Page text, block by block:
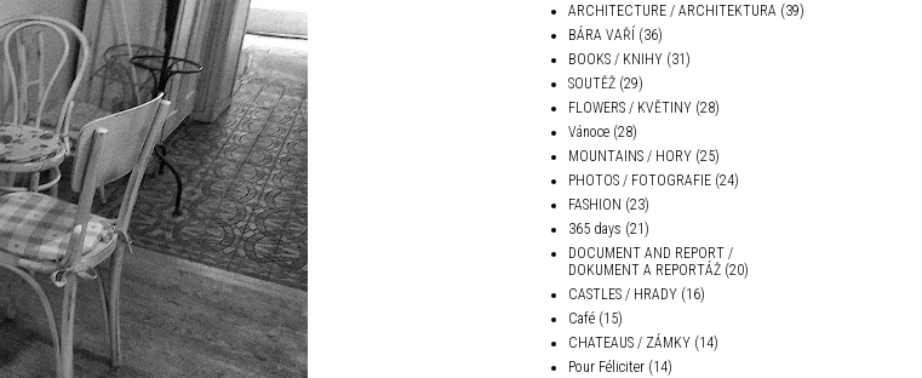
ARCHITECTURE / ARCHITEKTURA (39)
BÁRA VAŘÍ (36)
BOOKS / KNIHY (31)
SOUTĚŽ (29)
FLOWERS / KVĚTINY (28)
Vánoce (28)
MOUNTAINS / HORY (25)
PHOTOS / FOTOGRAFIE (24)
FASHION (23)
365 days (21)
DOCUMENT AND REPORT /
DOKUMENT A REPORTÁŽ (20)
CASTLES / HRADY (16)
Café (15)
CHATEAUS / ZÁMKY (14)
Pour Féliciter (14)